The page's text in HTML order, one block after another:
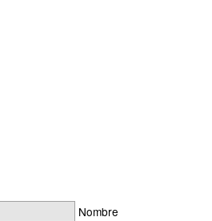
Nombre